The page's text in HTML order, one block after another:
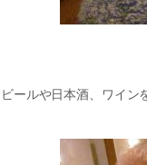
ビールや日本酒、ワイン